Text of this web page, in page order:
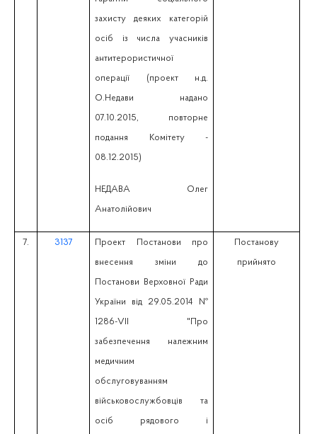
захисту деяких категорій
осіб із числа учасників
антитерористичної
операції (проект н.д.
О.Недави надано
07.10.2015, повторне
подання Комітету -
08.12.2015)
НЕДАВА Олег
Анатолійович
7. 3137 Проект Постанови про
внесення зміни до
Постанови Верховної Ради
України від 29.05.2014 №
1286-VІІ "Про
забезпечення належним
медичним
обслуговуванням
військовослужбовців та
осіб рядового і
Постанову
прийнято